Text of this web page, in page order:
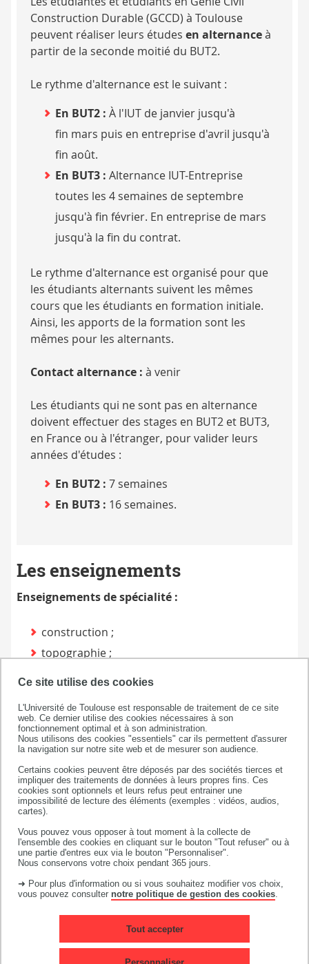
Ce site utilise des cookies
L'Université de Toulouse est responsable de traitement de ce site
web. Ce dernier utilise des cookies nécessaires à son
fonctionnement optimal et à son administration.
Nous utilisons des cookies "essentiels" car ils permettent d'assurer
la navigation sur notre site web et de mesurer son audience.
Certains cookies peuvent être déposés par des sociétés tierces et
impliquer des traitements de données à leurs propres fins. Ces
cookies sont optionnels et leurs refus peut entrainer une
impossibilité de lecture des éléments (exemples : vidéos, audios,
cartes).
Vous pouvez vous opposer à tout moment à la collecte de
l'ensemble des cookies en cliquant sur le bouton "Tout refuser" ou à
une partie d'entres eux via le bouton "Personnaliser".
Nous conservons votre choix pendant 365 jours.
➜ Pour plus d'information ou si vous souhaitez modifier vos choix,
vous pouvez consulter notre politique de gestion des cookies
Tout accepter
Construction Durable (GCCD) à Toulouse
peuvent réaliser leurs études en alternanceà
partir de la seconde moitié du BUT2.
Le rythme d'alternance est le suivant :
En BUT2 : À l'IUT de janvier jusqu'à
fin mars puis en entreprise d'avril jusqu'à
fin août.
En BUT3 : Alternance IUT-Entreprise
toutes les 4 semaines de septembre
jusqu'à fin février. En entreprise de mars
jusqu'à la fin du contrat.
Le rythme d'alternance est organisé pour que
les étudiants alternants suivent les mêmes
cours que les étudiants en formation initiale.
Ainsi, les apports de la formation sont les
mêmes pour les alternants.
Contact alternance : à venir
Les étudiants qui ne sont pas en alternance
doivent effectuer des stages en BUT2 et BUT3,
en France ou à l'étranger, pour valider leurs
années d'études :
En BUT2 : 7 semaines
En BUT3 : 16 semaines.
Les enseignements
Enseignements de spécialité :
construction ;
topographie ;
géotechnique ;
structures (acier, béton armé, bois) ;
physique appliquée ;
énergie...
Enseignements généraux :
expression-communication ;
LV1 anglais ;
Projet Personnel et Professionnel de
l’Étudiant.